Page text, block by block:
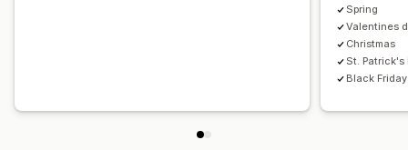
Spring
Valentines
Christmas
St. Patrick's
Black